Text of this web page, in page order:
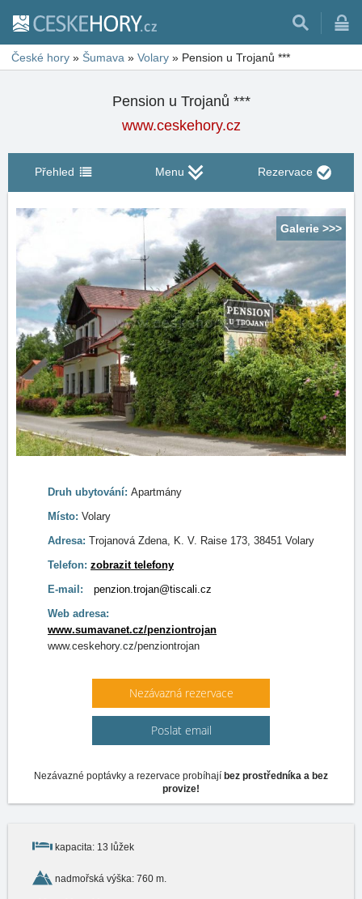
České hory » Šumava » Volary » Pension u Trojanů ***
Pension u Trojanů ***
www.ceskehory.cz
Přehled Menu Rezervace
Galerie >>>
Druh ubytování: Apartmány
Místo: Volary
Adresa: Trojanová Zdena, K. V. Raise 173, 38451 Volary
Telefon: zobrazit telefony
E-mail:
penzion.trojan@tiscali.cz
Web adresa:
www.sumavanet.cz/penziontrojan
www.ceskehory.cz/penziontrojan
Nezávazná rezervace
Poslat email
Nezávazné poptávky a rezervace probíhají bez prostředníka a bez
provize!
kapacita: 13 lůžek
nadmořská výška: 760 m.